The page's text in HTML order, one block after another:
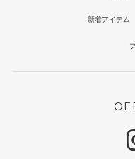
新着アイテム